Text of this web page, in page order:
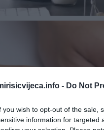
- Do Not
you wish to opt-out of the sale,
information for targeted